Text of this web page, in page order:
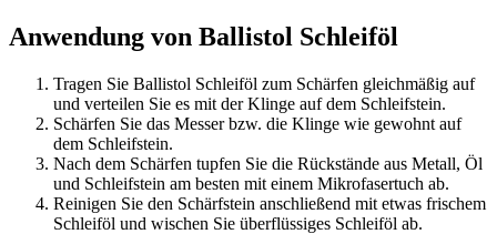
Anwendung von Ballistol Schleiföl
Tragen Sie Ballistol Schleiföl zum Schärfen gleichmäßig auf
und verteilen Sie es mit der Klinge auf dem Schleifstein.
Schärfen Sie das Messer bzw. die Klinge wie gewohnt auf
dem Schleifstein.
Nach dem Schärfen tupfen Sie die Rückstände aus Metall, Öl
und Schleifstein am besten mit einem Mikrofasertuch ab.
Reinigen Sie den Schärfstein anschließend mit etwas frischem
Schleiföl und wischen Sie überflüssiges Schleiföl ab.